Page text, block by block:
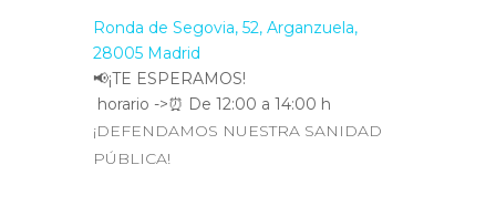
Ronda de Segovia, 52, Arganzuela,
28005 Madrid
📢¡TE ESPERAMOS!
horario ->⏰ De 12:00 a 14:00 h
¡DEFENDAMOS NUESTRA SANIDAD
PÚBLICA!